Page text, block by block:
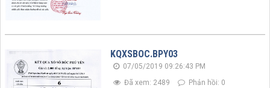
KQXSBOC.BPY03
07/05/2019 09:26:43 PM
Đã xem: 2489
Phản hồi: 0